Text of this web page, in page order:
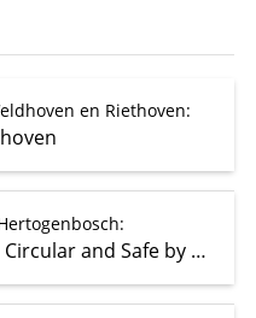
en Riethoven:
:
Smarter Chemistry: Green, Circular and Safe by Design